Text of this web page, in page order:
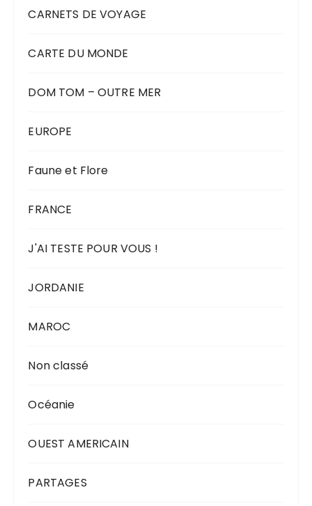
CARNETS DE VOYAGE
CARTE DU MONDE
DOM TOM – OUTRE MER
EUROPE
Faune et Flore
FRANCE
J'AI TESTE POUR VOUS !
JORDANIE
MAROC
Non classé
Océanie
OUEST AMERICAIN
PARTAGES